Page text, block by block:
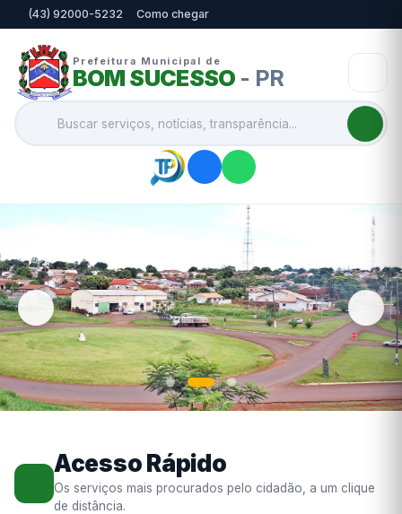
(43) 92000-5232 Como chegar
Prefeitura Municipal de
BOM SUCESSO - PR
Acesso Rápido
Os serviços mais procurados pelo cidadão, a um clique
de distância.